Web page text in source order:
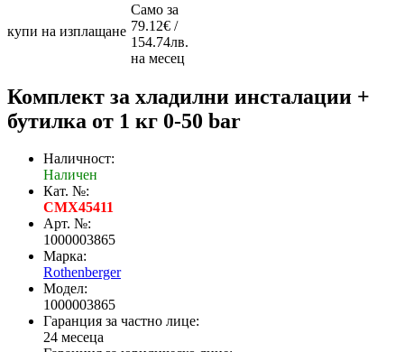
купи на изплащане
Само за
79.12€ /
154.74лв.
на месец
Комплект за хладилни инсталации +
бутилка от 1 кг 0-50 bar
Наличност:
Наличен
Кат. №:
CMX45411
Арт. №:
1000003865
Марка:
Rothenberger
Модел:
1000003865
Гаранция за частно лице:
24 месеца